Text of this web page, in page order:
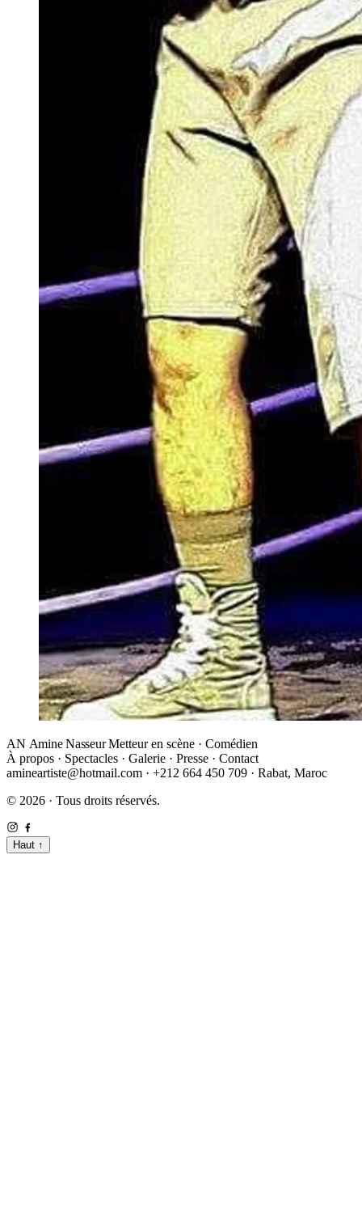
AN Amine Nasseur Metteur en scène · Comédien
À propos · Spectacles · Galerie · Presse · Contact
amineartiste@hotmail.com · +212 664 450 709 · Rabat, Maroc
© 2026 · Tous droits réservés.
Haut ↑